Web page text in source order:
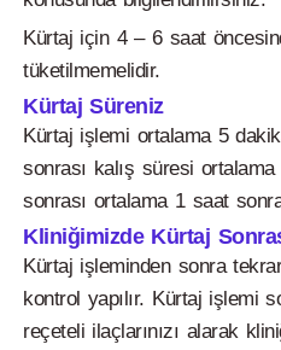
Kürtaj için 4 – 6 saat
tüketilmemelidir.
Kürtaj Süreniz
Kürtaj işlemi ortalama 5
sonrası kalış süresi
sonrası ortalama 1 saat
Kliniğimizde Kürtaj
Kürtaj işleminden sonra
kontrol yapılır. Kürtaj işlemi
reçeteli ilaçlarınızı alarak